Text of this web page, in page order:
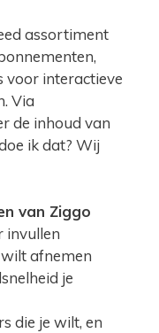
assortiment
voor interactieve
Via
de inhoud van
ik dat? Wij
van Ziggo
invullen
afnemen
je
die je wilt, en